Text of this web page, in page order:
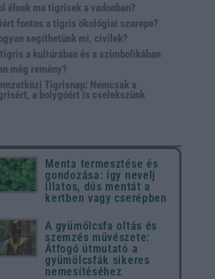
élnek ma tigrisek a vadonban?
fontos a tigris ökológiai szerepe?
segíthetünk mi, civilek?
a kultúrában és a szimbolikában
még remény?
Tigrisnap: Nemcsak a
a bolygóért is cselekszünk
Menta termesztése és
gondozása: így nevelj
illatos, dús mentát a
kertben vagy cserépben
A gyümölcsfa oltás és
szemzés művészete:
Átfogó útmutató a
gyümölcsfák sikeres
nemesítéséhez